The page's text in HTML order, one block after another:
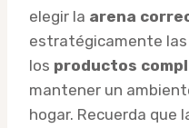
elegir la arena
estratégicamente las
los productos
mantener un
hogar. Recuerda que